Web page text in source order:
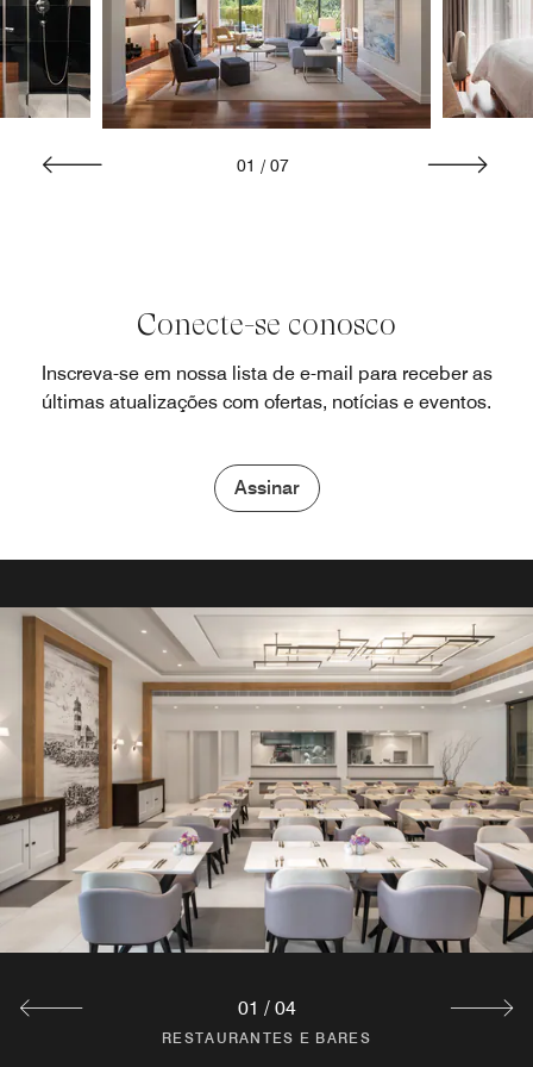
01 / 07
Conecte-se conosco
Inscreva-se em nossa lista de e-mail para receber as
últimas atualizações com ofertas, notícias e eventos.
Assinar
RESTAURANTES E BARES
RESTAURANTES E BARES
RESTAURANTES E BARES
RESTAURANTES E BARES
01 / 04